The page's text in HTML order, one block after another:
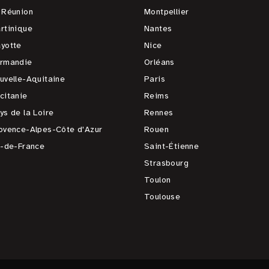
Aquitaine
de la Loire
Alpes-Côte d'Azur
de-France
Montpellier
Nantes
Nice
Orléans
Paris
Reims
Rennes
Rouen
Saint-Étienne
Strasbourg
Toulon
Toulouse